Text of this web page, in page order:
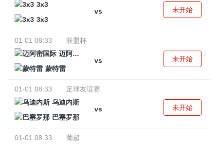
3x3
vs
3x3
未开始
01-01 08:33
联盟杯
迈阿密国际
vs
蒙特雷
未开始
01-01 08:33
足球友谊赛
乌迪内斯
vs
巴塞罗那
未开始
01-01 08:33
葡超